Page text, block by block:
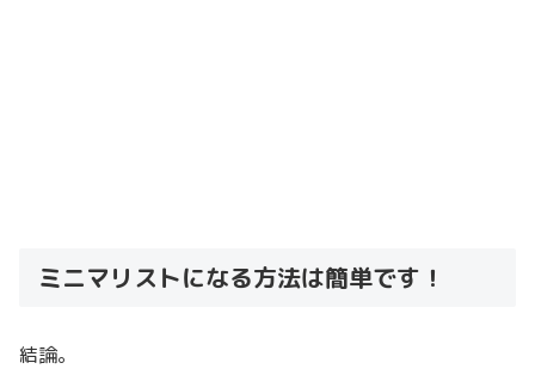
ミニマリストになる方法は簡単です！
結論。